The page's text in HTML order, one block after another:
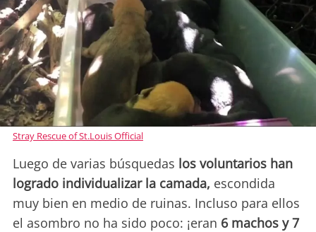
Stray Rescue of St.Louis Official
Luego de varias búsquedas los voluntarios han
logrado individualizar la camada, escondida
muy bien en medio de ruinas. Incluso para ellos
el asombro no ha sido poco: ¡eran 6 machos y 7